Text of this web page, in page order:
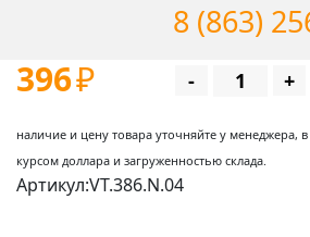
8 (863)
396₽ - +
наличие и цену товара уточняйте у менеджера,
курсом доллара и загруженностью склада.
Артикул:VT.386.N.04